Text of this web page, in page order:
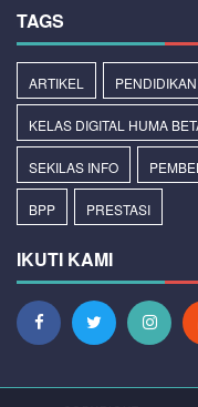
TAGS
ARTIKEL
KELAS DIGITAL HUMA
SEKILAS INFO
BPP PRESTASI
IKUTI KAMI